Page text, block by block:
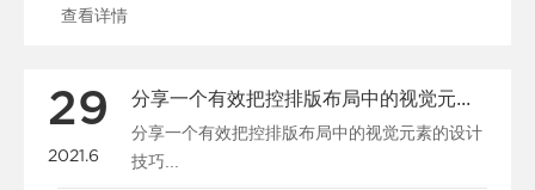
查看详情
29
2021.6
分享一个有效把控排版布局中的视觉元素的设计
技巧...